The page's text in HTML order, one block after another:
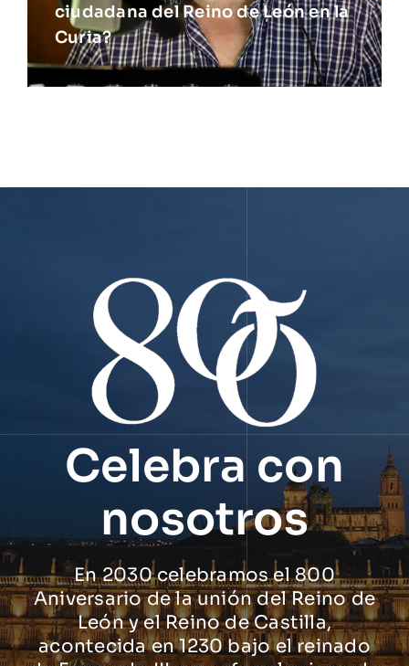
ciudadana del Reino de León en la
Curia?
Celebra con
nosotros
En 2030 celebramos el 800
Aniversario de la unión del Reino de
León y el Reino de Castilla,
acontecida en 1230 bajo el reinado